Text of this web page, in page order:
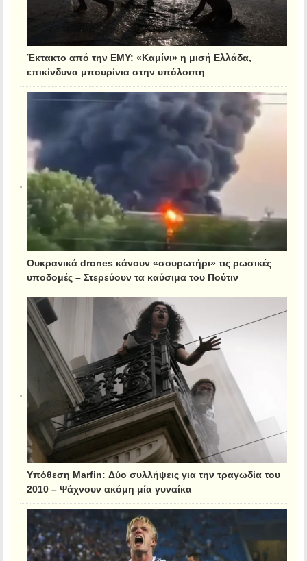
Έκτακτο από την ΕΜΥ: «Καμίνι» η μισή Ελλάδα,
επικίνδυνα μπουρίνια στην υπόλοιπη
Ουκρανικά drones κάνουν «σουρωτήρι» τις ρωσικές
υποδομές – Στερεύουν τα καύσιμα του Πούτιν
Υπόθεση Marfin: Δύο συλλήψεις για την τραγωδία του
2010 – Ψάχνουν ακόμη μία γυναίκα